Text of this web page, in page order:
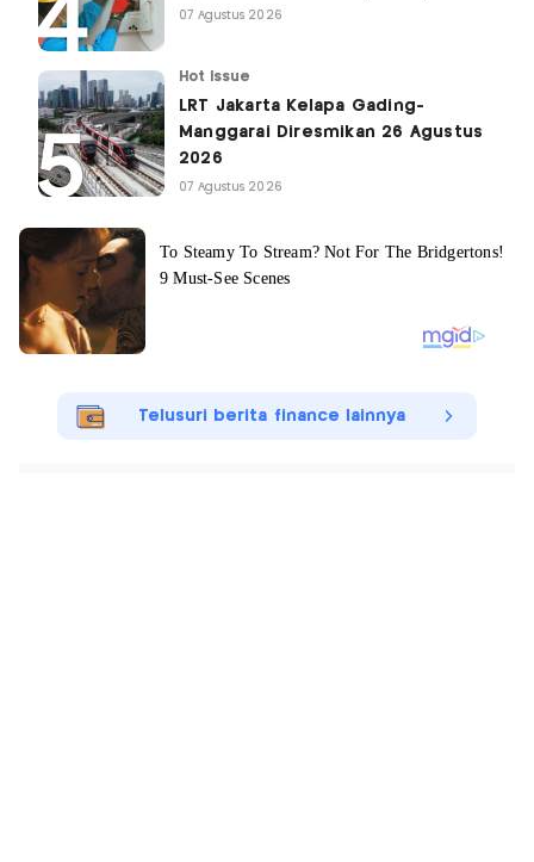
07 Agustus 2026
Hot Issue
LRT Jakarta Kelapa Gading-
Manggarai Diresmikan 26 Agustus
2026
07 Agustus 2026
Telusuri berita finance lainnya